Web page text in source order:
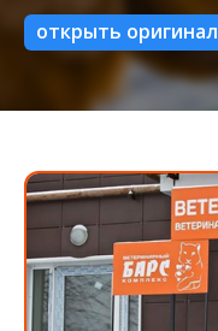
открыть оригинал